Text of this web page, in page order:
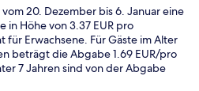
20. Dezember bis 6. Januar eine
in Höhe von 3.37 EUR pro
für Erwachsene. Für Gäste im Alter
beträgt die Abgabe 1.69 EUR/pro
7 Jahren sind von der Abgabe